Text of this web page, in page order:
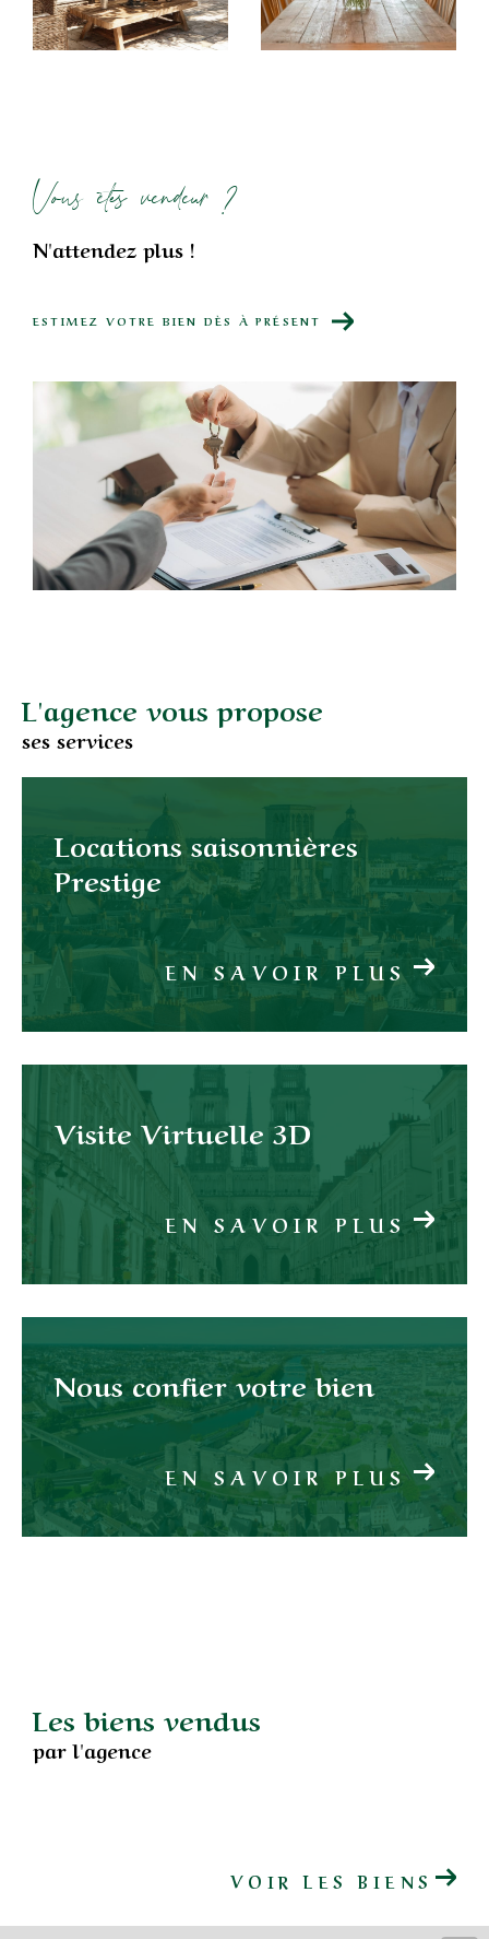
parvenir.
Vous êtes vendeur ?
N'attendez plus !
ESTIMEZ VOTRE BIEN DÈS À PRÉSENT
L'agence vous propose
ses services
Locations saisonnières
Prestige
EN SAVOIR PLUS
Visite Virtuelle 3D
EN SAVOIR PLUS
Nous confier votre bien
EN SAVOIR PLUS
Les biens vendus
par l'agence
VOIR LES BIENS